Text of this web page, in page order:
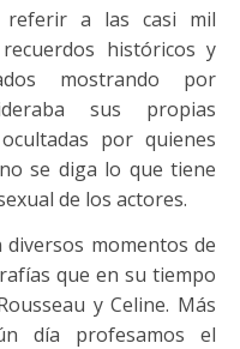
referir a las casi mil
históricos y
mostrando por
sus propias
por quienes
se diga lo que tiene
de los actores.
momentos de
que en su tiempo
y Celine. Más
día profesamos el